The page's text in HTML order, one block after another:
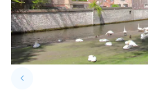
keyboard_arrow_leftPrevious slide